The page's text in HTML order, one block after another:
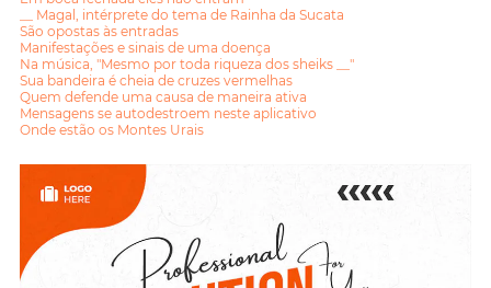
__ Magal, intérprete do tema de Rainha da Sucata
São opostas às entradas
Manifestações e sinais de uma doença
Na música, "Mesmo por toda riqueza dos sheiks __"
Sua bandeira é cheia de cruzes vermelhas
Quem defende uma causa de maneira ativa
Mensagens se autodestroem neste aplicativo
Onde estão os Montes Urais